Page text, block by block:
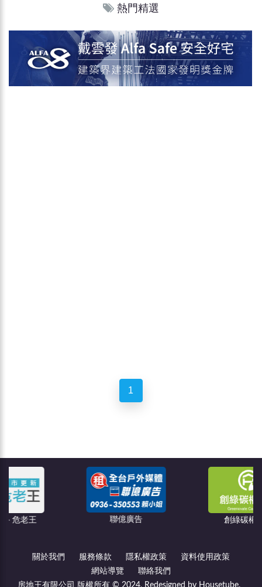
熱門精選
1
創綠碳權科技
關於我們 服務條款 隱私權政策
資料使用政策
網站導覽
聯絡我們
房地王有限公司 版權所有 © 2024, Redesigned by Housetube.